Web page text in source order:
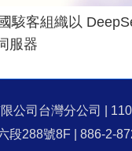
駭客組織以
服器
公司台灣分公司 |
段288號8F | 886-2-